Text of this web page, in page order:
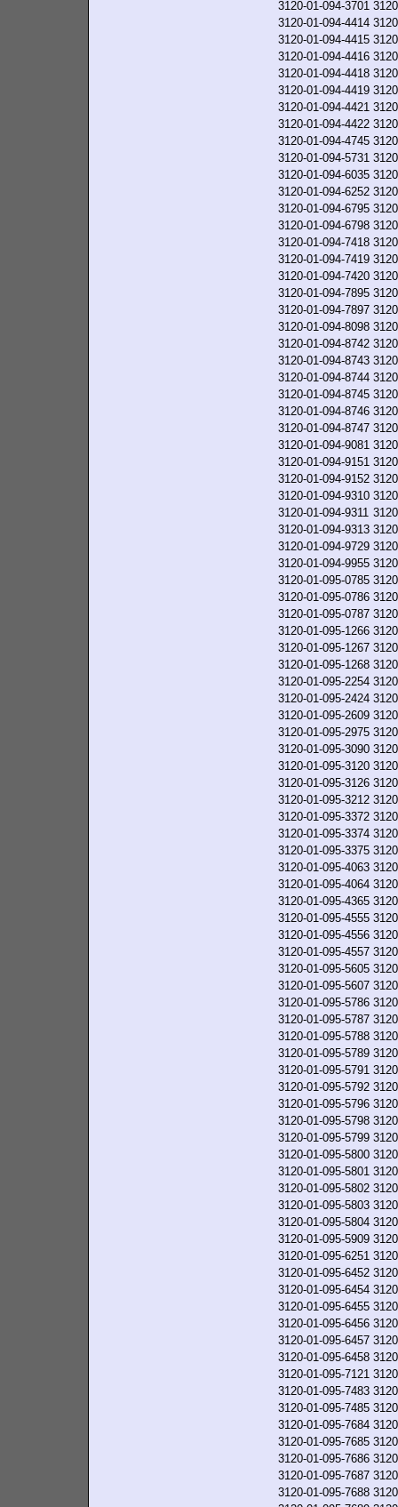
3120-01-094-3701
3120-01-094-4414
3120-01-094-4415
3120-01-094-4416
3120-01-094-4418
3120-01-094-4419
3120-01-094-4421
3120-01-094-4422
3120-01-094-4745
3120-01-094-5731
3120-01-094-6035
3120-01-094-6252
3120-01-094-6795
3120-01-094-6798
3120-01-094-7418
3120-01-094-7419
3120-01-094-7420
3120-01-094-7895
3120-01-094-7897
3120-01-094-8098
3120-01-094-8742
3120-01-094-8743
3120-01-094-8744
3120-01-094-8745
3120-01-094-8746
3120-01-094-8747
3120-01-094-9081
3120-01-094-9151
3120-01-094-9152
3120-01-094-9310
3120-01-094-9311
3120-01-094-9313
3120-01-094-9729
3120-01-094-9955
3120-01-095-0785
3120-01-095-0786
3120-01-095-0787
3120-01-095-1266
3120-01-095-1267
3120-01-095-1268
3120-01-095-2254
3120-01-095-2424
3120-01-095-2609
3120-01-095-2975
3120-01-095-3090
3120-01-095-3120
3120-01-095-3126
3120-01-095-3212
3120-01-095-3372
3120-01-095-3374
3120-01-095-3375
3120-01-095-4063
3120-01-095-4064
3120-01-095-4365
3120-01-095-4555
3120-01-095-4556
3120-01-095-4557
3120-01-095-5605
3120-01-095-5607
3120-01-095-5786
3120-01-095-5787
3120-01-095-5788
3120-01-095-5789
3120-01-095-5791
3120-01-095-5792
3120-01-095-5796
3120-01-095-5798
3120-01-095-5799
3120-01-095-5800
3120-01-095-5801
3120-01-095-5802
3120-01-095-5803
3120-01-095-5804
3120-01-095-5909
3120-01-095-6251
3120-01-095-6452
3120-01-095-6454
3120-01-095-6455
3120-01-095-6456
3120-01-095-6457
3120-01-095-6458
3120-01-095-7121
3120-01-095-7483
3120-01-095-7485
3120-01-095-7684
3120-01-095-7685
3120-01-095-7686
3120-01-095-7687
3120-01-095-7688